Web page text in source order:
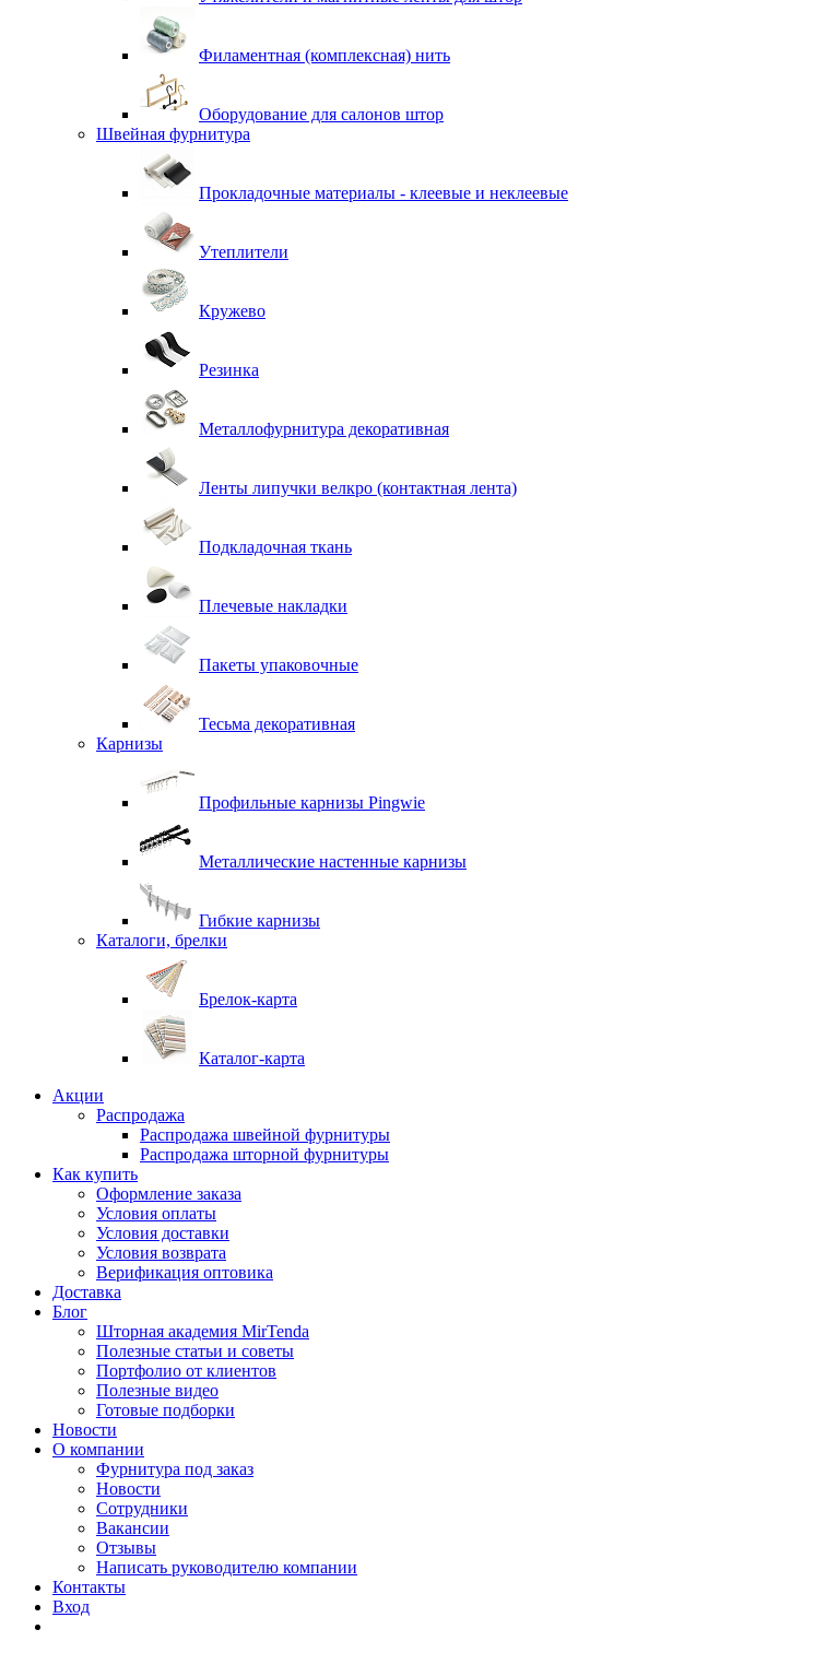
Филаментная (комплексная) нить
Оборудование для салонов штор
Швейная фурнитура
Прокладочные материалы - клеевые и неклеевые
Утеплители
Кружево
Резинка
Металлофурнитура декоративная
Ленты липучки велкро (контактная лента)
Подкладочная ткань
Плечевые накладки
Пакеты упаковочные
Тесьма декоративная
Карнизы
Профильные карнизы Pingwie
Металлические настенные карнизы
Гибкие карнизы
Каталоги, брелки
Брелок-карта
Каталог-карта
Акции
Распродажа
Распродажа швейной фурнитуры
Распродажа шторной фурнитуры
Как купить
Оформление заказа
Условия оплаты
Условия доставки
Условия возврата
Верификация оптовика
Доставка
Блог
Шторная академия MirTenda
Полезные статьи и советы
Портфолио от клиентов
Полезные видео
Готовые подборки
Новости
О компании
Фурнитура под заказ
Новости
Сотрудники
Вакансии
Отзывы
Написать руководителю компании
Контакты
Вход